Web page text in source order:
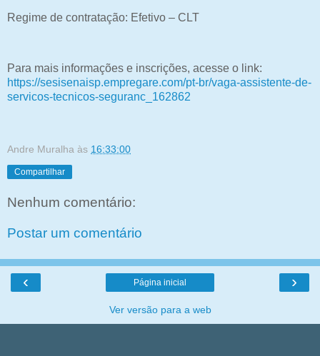
Regime de contratação: Efetivo – CLT
Para mais informações e inscrições, acesse o link:
https://sesisenaisp.empregare.com/pt-br/vaga-assistente-de-
servicos-tecnicos-seguranc_162862
Andre Muralha às 16:33:00
Compartilhar
Nenhum comentário:
Postar um comentário
‹ ›
Página inicial
Ver versão para a web